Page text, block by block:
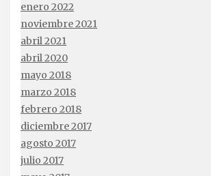
enero 2022
noviembre 2021
abril 2021
abril 2020
mayo 2018
marzo 2018
febrero 2018
diciembre 2017
agosto 2017
julio 2017